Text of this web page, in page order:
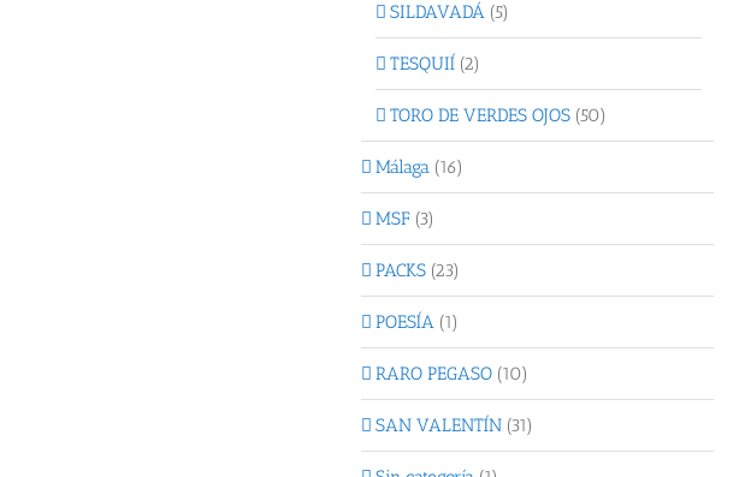
SILDAVADÁ (5)
TESQUIÍ (2)
TORO DE VERDES OJOS (50)
Málaga (16)
MSF (3)
PACKS (23)
POESÍA (1)
RARO PEGASO (10)
SAN VALENTÍN (31)